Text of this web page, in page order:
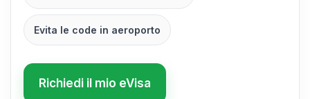
Evita le code in aeroporto
Richiedi il mio eVisa